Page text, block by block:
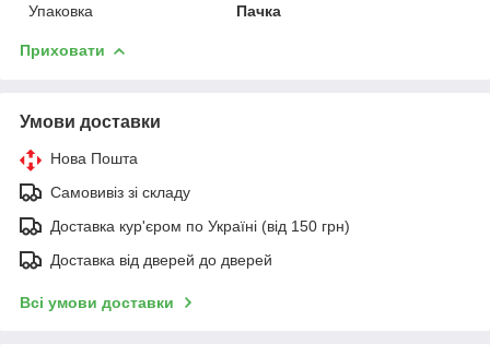
Упаковка
Пачка
Приховати
Умови доставки
Нова Пошта
Самовивіз зі складу
Доставка кур'єром по Україні (від 150 грн)
Доставка від дверей до дверей
Всі умови доставки